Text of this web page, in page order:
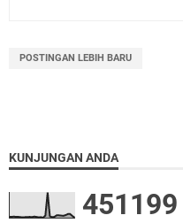
POSTINGAN LEBIH BARU
KUNJUNGAN ANDA
451199